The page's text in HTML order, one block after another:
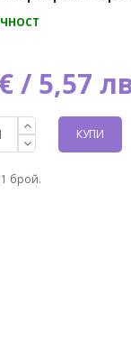
/ 5,57
КУПИ
1 брой.